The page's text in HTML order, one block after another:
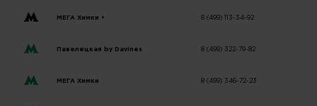
МЕГА Химки • 8 (499) 113-34-92
Павелецкая by Davines 8 (499) 322-79-82
МЕГА Химки 8 (499) 346-72-23